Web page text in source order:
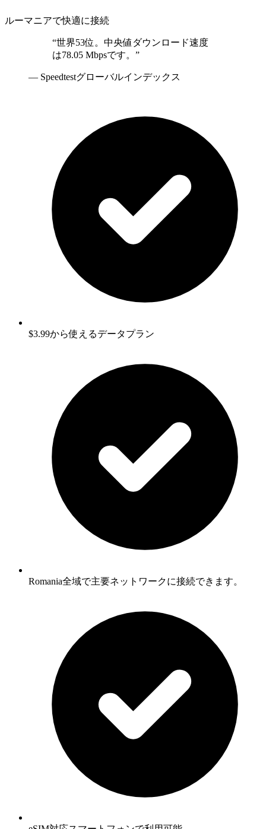
ルーマニアで快適に接続
“世界53位。中央値ダウンロード速度
は78.05 Mbpsです。 ”
— Speedtestグローバルインデックス
$3.99から使えるデータプラン
Romania全域で主要ネットワークに接続できます。